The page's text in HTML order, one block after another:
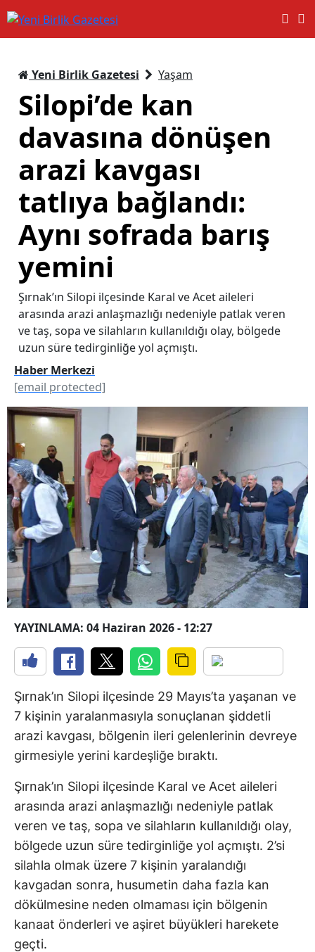
Yeni Birlik Gazetesi Yaşam
Silopi’de kan
davasına dönüşen
arazi kavgası
tatlıya bağlandı:
Aynı sofrada barış
yemini
Şırnak’ın Silopi ilçesinde Karal ve Acet aileleri
arasında arazi anlaşmazlığı nedeniyle patlak veren
ve taş, sopa ve silahların kullanıldığı olay, bölgede
uzun süre tedirginliğe yol açmıştı.
Haber Merkezi
[email protected]
YAYINLAMA: 04 Haziran 2026 - 12:27
Şırnak’ın Silopi ilçesinde 29 Mayıs’ta yaşanan ve
7 kişinin yaralanmasıyla sonuçlanan şiddetli
arazi kavgası, bölgenin ileri gelenlerinin devreye
girmesiyle yerini kardeşliğe bıraktı.
Şırnak’ın Silopi ilçesinde Karal ve Acet aileleri
arasında arazi anlaşmazlığı nedeniyle patlak
veren ve taş, sopa ve silahların kullanıldığı olay,
bölgede uzun süre tedirginliğe yol açmıştı. 2’si
silahla olmak üzere 7 kişinin yaralandığı
kavgadan sonra, husumetin daha fazla kan
dökülmesine neden olmaması için bölgenin
kanaat önderleri ve aşiret büyükleri harekete
geçti.